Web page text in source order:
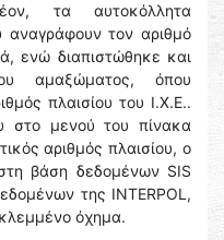
τα αυτοκόλλητα
αναγράφουν τον αριθμό
ενώ διαπιστώθηκε και
αμαξώματος, όπου
πλαισίου του Ι.Χ.Ε..
στο μενού του πίνακα
αριθμός πλαισίου, ο
βάση δεδομένων SIS
της INTERPOL,
όχημα.